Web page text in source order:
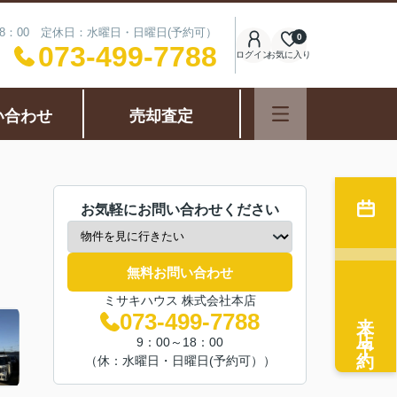
：00 定休日：水曜日・日曜日(予約可）
073-499-7788 ログインお気に入り
0
合わせ 売却査定
お気軽にお問い合わせください
無料お問い合わせ
ミサキハウス 株式会社本店
073-499-7788
9：00～18：00
（休：水曜日・日曜日(予約可））
来店予約